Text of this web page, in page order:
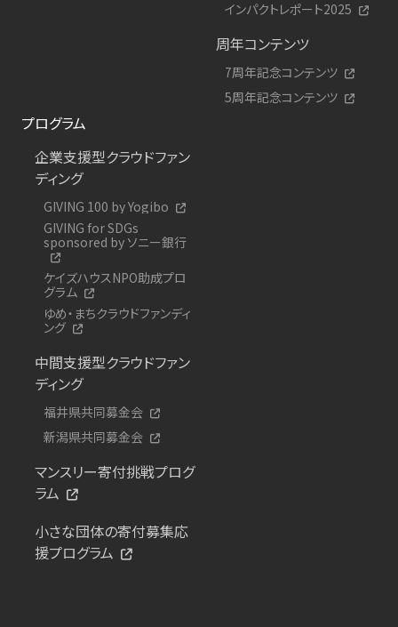
インパクトレポート2025
周年コンテンツ
7周年記念コンテンツ
5周年記念コンテンツ
プログラム
企業支援型クラウドファン
ディング
GIVING 100 by Yogibo
GIVING for SDGs
sponsored by ソニー銀行
ケイズハウスNPO助成プロ
グラム
ゆめ・まちクラウドファンディ
ング
中間支援型クラウドファン
ディング
福井県共同募金会
新潟県共同募金会
マンスリー寄付挑戦プログ
ラム
小さな団体の寄付募集応
援プログラム